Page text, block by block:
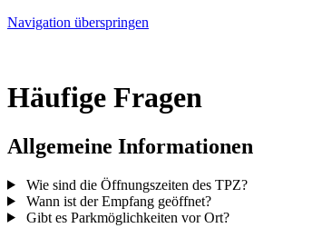
Navigation überspringen
Häufige Fragen
Allgemeine Informationen
Wie sind die Öffnungszeiten des TPZ?
Wann ist der Empfang geöffnet?
Gibt es Parkmöglichkeiten vor Ort?